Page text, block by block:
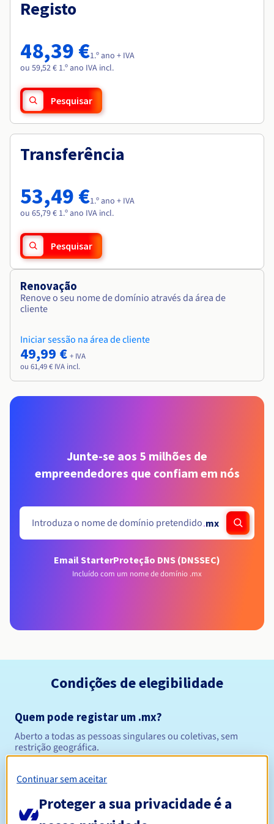
Preços
Roadmap & Changelog
Observabilidade
Roadmap & Changelog
Roadmap & Changelog
Roadmap & Changelog
Roadmap & Changelog
Registo
48,39 €1.º ano + IVA
ou 59,52 € 1.º ano IVA incl.
Pesquisar
Transferência
53,49 €1.º ano + IVA
ou 65,79 € 1.º ano IVA incl.
Pesquisar
Renovação
Renove o seu nome de domínio através da área de
cliente
Iniciar sessão na área de cliente
49,99 € + IVA
ou 61,49 € IVA incl.
Junte-se aos 5 milhões de
empreendedores que confiam em nós
.mx
Email StarterProteção DNS (DNSSEC)
Incluído com um nome de domínio .mx
Condições de elegibilidade
Quem pode registar um .mx?
Aberto a todas as pessoas singulares ou coletivas, sem
restrição geográfica.
Regras de gestão e notificações
Período de registo Entre 1 e 10 anos
Continuar sem aceitar
Proteger a sua privacidade é a